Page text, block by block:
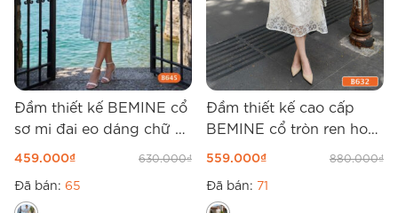
Đầm thiết kế BEMINE cổ
sơ mi đai eo dáng chữ A
B645
459.000₫ 630.000₫
Đã bán: 65
Đầm thiết kế cao cấp
BEMINE cổ tròn ren hoa
dáng dài B632
559.000₫ 880.000₫
Đã bán: 71